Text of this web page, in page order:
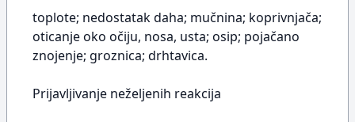
toplote; nedostatak daha; mučnina; koprivnjača;
oticanje oko očiju, nosa, usta; osip; pojačano
znojenje; groznica; drhtavica.
Prijavljivanje neželjenih reakcija